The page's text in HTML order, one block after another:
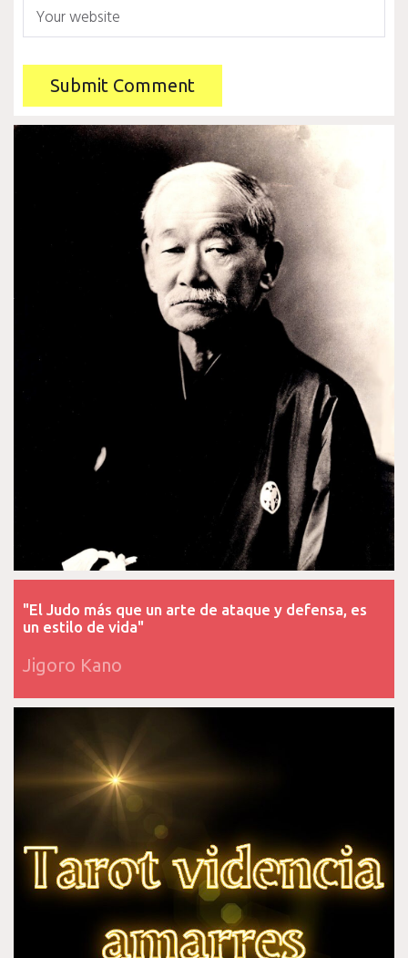
"El Judo más que un arte de ataque y defensa, es
un estilo de vida"
Jigoro Kano